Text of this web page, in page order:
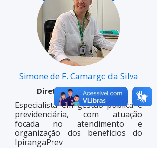
Simone de F. Camargo da Silva
Diretora de Benefícios
Especialista em gestão pública e
previdenciária, com atuação
focada no atendimento e
organização dos benefícios do
IpirangaPrev